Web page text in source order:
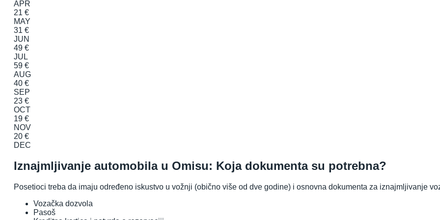
APR
21 €
MAY
31 €
JUN
49 €
JUL
59 €
AUG
40 €
SEP
23 €
OCT
19 €
NOV
20 €
DEC
Iznajmljivanje automobila u Omisu: Koja dokumenta su potrebna?
Posetioci treba da imaju određeno iskustvo u vožnji (obično više od dve godine) i osnovna dokumenta za iznajmljivanje
Vozačka dozvola
Pasoš